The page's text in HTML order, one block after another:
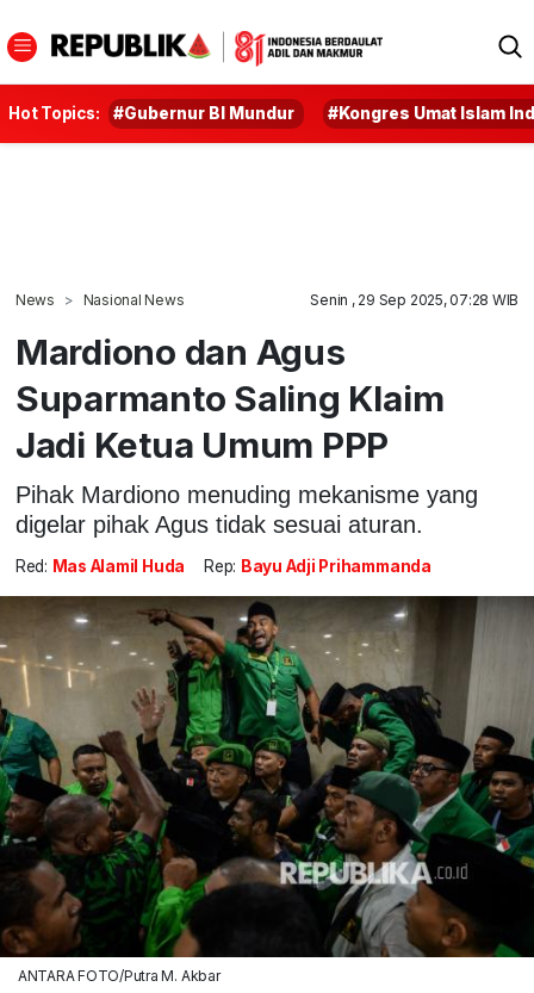
Hot Topics: #Gubernur BI Mundur #Kongres Umat Islam
News Nasional News Senin , 29 Sep 2025, 07:28 WIB
Mardiono dan Agus
Suparmanto Saling Klaim
Jadi Ketua Umum PPP
Pihak Mardiono menuding mekanisme yang
digelar pihak Agus tidak sesuai aturan.
Red: Mas Alamil Huda Rep: Bayu Adji Prihammanda
ANTARA FOTO/Putra M. Akbar